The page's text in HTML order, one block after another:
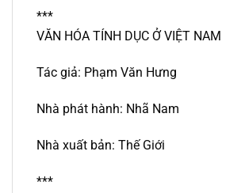
***
VĂN HÓA TÍNH DỤC Ở VIỆT NAM
Tác giả: Phạm Văn Hưng
Nhà phát hành: Nhã Nam
Nhà xuất bản: Thế Giới
***